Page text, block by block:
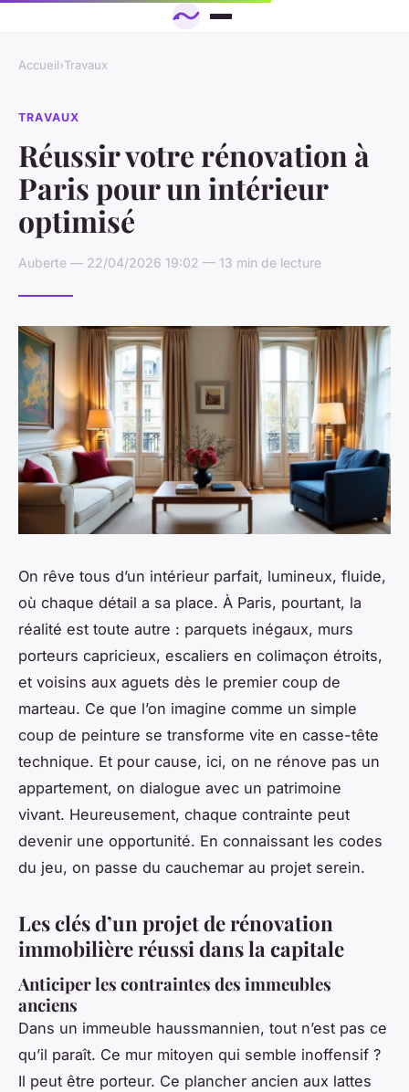
Accueil›Travaux
TRAVAUX
Réussir votre rénovation à
Paris pour un intérieur
optimisé
Auberte — 22/04/2026 19:02 — 13 min de lecture
On rêve tous d’un intérieur parfait, lumineux, fluide,
où chaque détail a sa place. À Paris, pourtant, la
réalité est toute autre : parquets inégaux, murs
porteurs capricieux, escaliers en colimaçon étroits,
et voisins aux aguets dès le premier coup de
marteau. Ce que l’on imagine comme un simple
coup de peinture se transforme vite en casse-tête
technique. Et pour cause, ici, on ne rénove pas un
appartement, on dialogue avec un patrimoine
vivant. Heureusement, chaque contrainte peut
devenir une opportunité. En connaissant les codes
du jeu, on passe du cauchemar au projet serein.
Les clés d’un projet de rénovation
immobilière réussi dans la capitale
Anticiper les contraintes des immeubles
anciens
Dans un immeuble haussmannien, tout n’est pas ce
qu’il paraît. Ce mur mitoyen qui semble inoffensif ?
Il peut être porteur. Ce plancher ancien aux lattes